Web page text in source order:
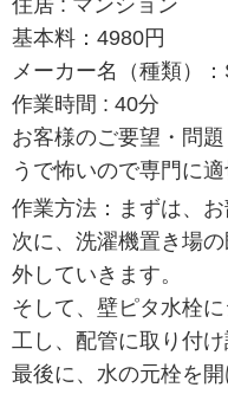
基本料：4980円
メーカー名（種類）
作業時間 : 40分
お客様のご要望・問
うで怖いので専門に
作業方法：まずは、
次に、洗濯機置き場
外していきます。
そして、壁ピタ水栓
工し、配管に取り付け
最後に、水の元栓を